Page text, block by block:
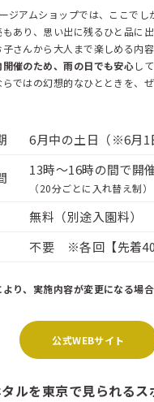
ジアムショップでは、ここでし
あり、思い出に残るひと品に
さんから大人まで楽しめる内
開催のため、雨の日でも安心し
ではの幻想的なひとときを、
6月中の土日（※6月1
13時〜16時の間で開
（20分ごとに入れ替え制）
無料（別途入園料）
不要 ※各回【先着40
り、実施内容が変更になる場合
公式WEBサイト
ルを東京で見られるス